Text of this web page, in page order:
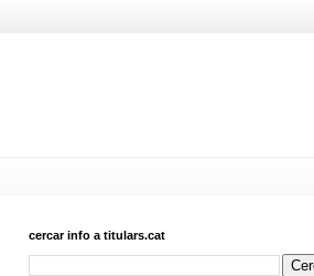
cercar info a titulars.cat